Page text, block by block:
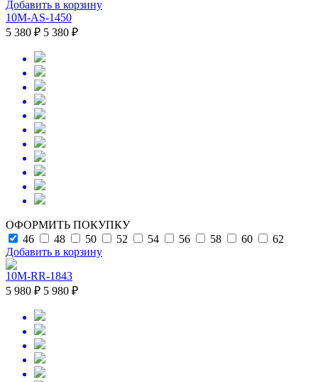
Добавить в корзину
10M-AS-1450
5 380 ₽ 5 380 ₽
ОФОРМИТЬ ПОКУПКУ
46
48 50 52 54 56 58 60
62
Добавить в корзину
10M-RR-1843
5 980 ₽ 5 980 ₽